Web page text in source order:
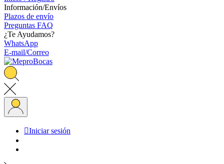
Información/Envíos
Plazos de envío
Preguntas FAQ
¿Te Ayudamos?
WhatsApp
E-mail/Correo
Iniciar sesión